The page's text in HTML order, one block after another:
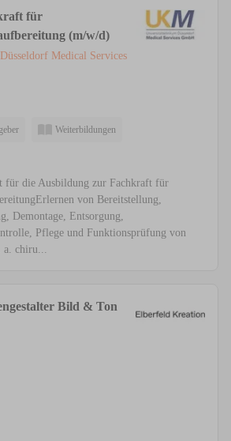
für
(m/w/d)
Medical Services
Weiterbildungen
für die Ausbildung zur Fachkraft für
von Bereitstellung,
Demontage, Entsorgung,
Pflege und Funktionsprüfung von
a. chiru...
Bild & Ton